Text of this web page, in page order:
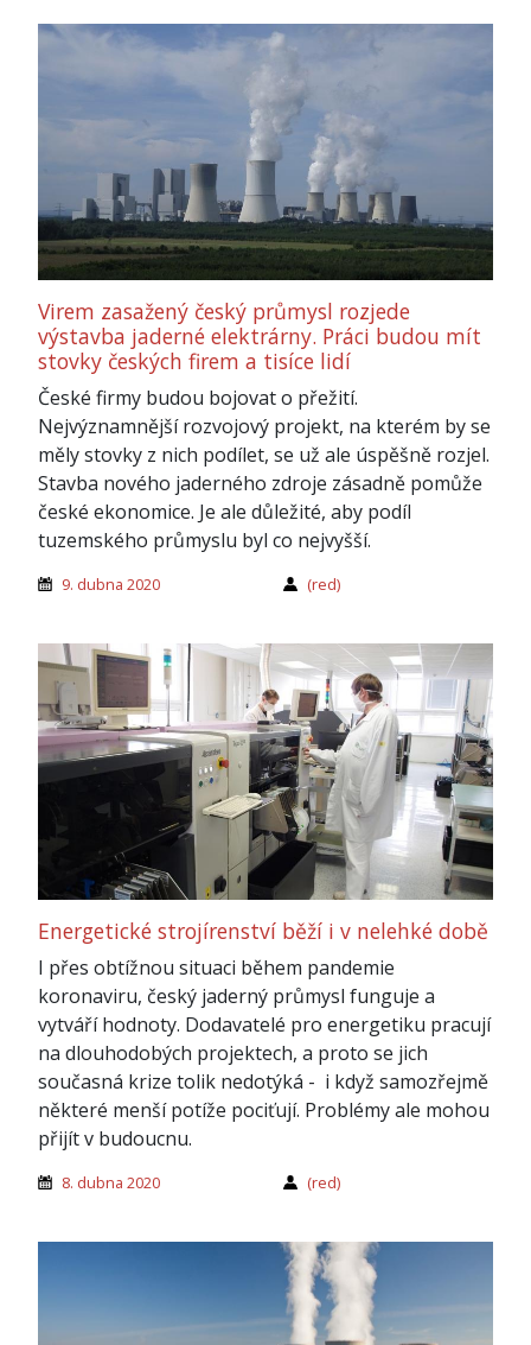
Virem zasažený český průmysl rozjede
výstavba jaderné elektrárny. Práci budou mít
stovky českých firem a tisíce lidí
České firmy budou bojovat o přežití.
Nejvýznamnější rozvojový projekt, na kterém by se
měly stovky z nich podílet, se už ale úspěšně rozjel.
Stavba nového jaderného zdroje zásadně pomůže
české ekonomice. Je ale důležité, aby podíl
tuzemského průmyslu byl co nejvyšší.
9. dubna 2020 (red)
Energetické strojírenství běží i v nelehké době
I přes obtížnou situaci během pandemie
koronaviru, český jaderný průmysl funguje a
vytváří hodnoty. Dodavatelé pro energetiku pracují
na dlouhodobých projektech, a proto se jich
současná krize tolik nedotýká - i když samozřejmě
některé menší potíže pociťují. Problémy ale mohou
přijít v budoucnu.
8. dubna 2020 (red)